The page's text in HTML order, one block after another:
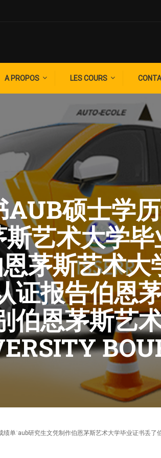
A PROPOS LES COURS
AUB硕士学
艺术大学
茅斯艺术
证报告伯恩
伯恩茅斯艺
单˙aub研究生文凭制作伯恩茅斯艺术大学毕业证书丢